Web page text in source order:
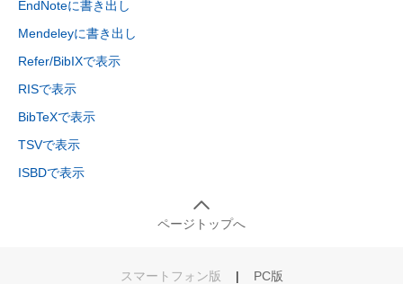
EndNoteに書き出し
Mendeleyに書き出し
Refer/BibIXで表示
RISで表示
BibTeXで表示
TSVで表示
ISBDで表示
ページトップへ
スマートフォン版 | PC版